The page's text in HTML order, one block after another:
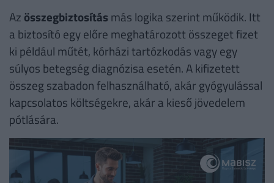
Az összegbiztosítás más logika szerint működik. Itt
a biztosító egy előre meghatározott összeget fizet
ki például műtét, kórházi tartózkodás vagy egy
súlyos betegség diagnózisa esetén. A kifizetett
összeg szabadon felhasználható, akár gyógyulással
kapcsolatos költségekre, akár a kieső jövedelem
pótlására.